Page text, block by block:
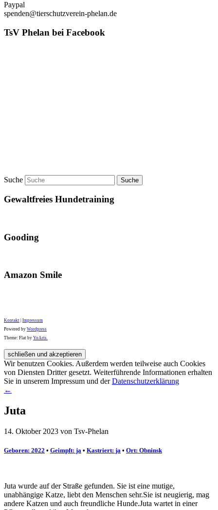
Paypal
spenden@tierschutzverein-phelan.de
TsV Phelan bei Facebook
Suche
Gewaltfreies Hundetraining
Gooding
Amazon Smile
Kontakt Impressum
Powered by Wordpress
Theme: Flat by YoArts.
Wir benutzen Cookies. Außerdem werden teilweise auch Cookies
von Diensten Dritter gesetzt. Weiterführende Informationen erhalten
Sie in unserem Impressum und derDatenschutzerklärung
←
Juta
14. Oktober 2023 von Tsv-Phelan
Geboren: 2022 • Geimpft: ja • Kastriert: ja • Ort: Obninsk
Juta wurde auf der Straße gefunden. Sie ist eine mutige,
unabhängige Katze, liebt den Menschen sehr.Sie ist neugierig, mag
andere Katzen und auch freundliche Hunde.Juta wartet in einer